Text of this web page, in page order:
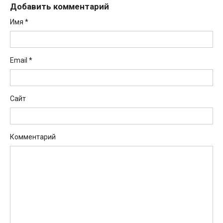
Добавить комментарий
Имя *
Email *
Сайт
Комментарий